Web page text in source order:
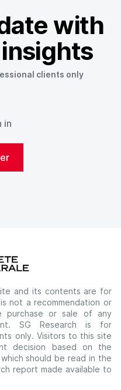
with
clients only
in
and its contents are for
not a recommendation or
or sale of any
SG Research is for
only. Visitors to this site
decision based on the
should be read in the
report made available to